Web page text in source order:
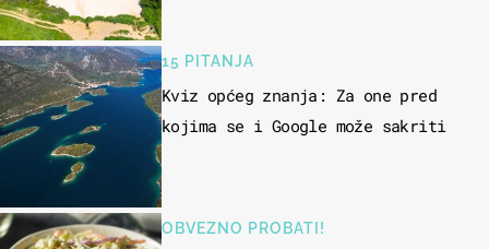
15 PITANJA
Kviz općeg znanja: Za one pred
kojima se i Google može sakriti
OBVEZNO PROBATI!